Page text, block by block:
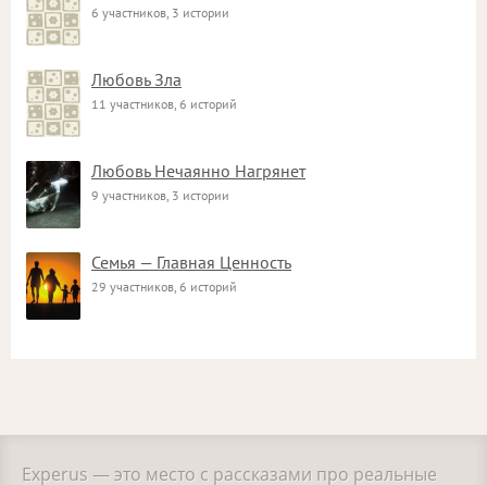
6 участников, 3 истории
Любовь Зла
11 участников, 6 историй
Любовь Нечаянно Нагрянет
9 участников, 3 истории
Семья — Главная Ценность
29 участников, 6 историй
Experus — это место с рассказами про реальные